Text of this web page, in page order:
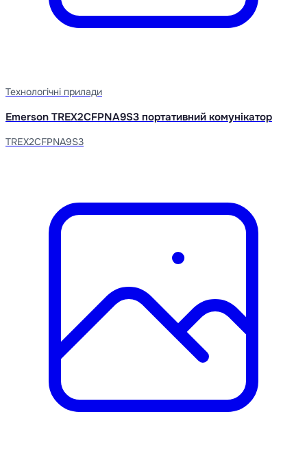
Технологічні прилади
Emerson TREX2CFPNA9S3 портативний комунікатор
TREX2CFPNA9S3